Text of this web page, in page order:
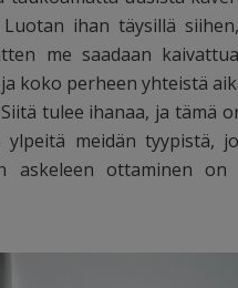
ihan täysillä
me saadaan
koko perheen yhteistä
tulee ihanaa, ja tämä
meidän tyypistä,
askeleen ottaminen on